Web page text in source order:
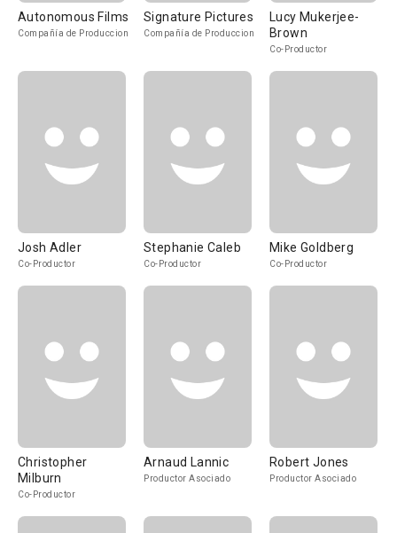
Autonomous Films
Compañía de Produccion
Signature Pictures
Compañía de Produccion
Lucy Mukerjee-
Brown
Co-Productor
Josh Adler
Co-Productor
Stephanie Caleb
Co-Productor
Mike Goldberg
Co-Productor
Christopher
Milburn
Co-Productor
Arnaud Lannic
Productor Asociado
Robert Jones
Productor Asociado